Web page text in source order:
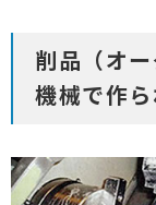
削品（オ
機械で作